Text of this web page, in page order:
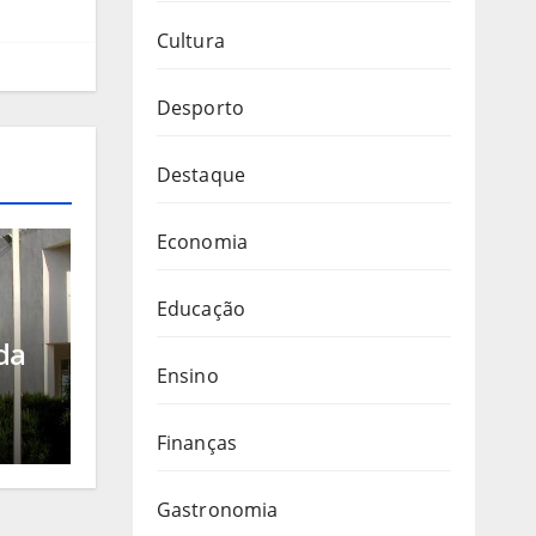
Cultura
Desporto
Destaque
Economia
Educação
Ensino
Finanças
Gastronomia